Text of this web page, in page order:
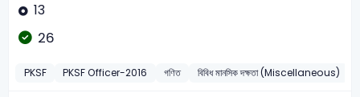
13
26
PKSF PKSF Officer-2016 গণিত বিবিধ মানসিক দক্ষতা (Miscellaneous)